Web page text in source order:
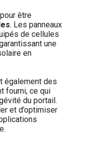
être
. Les panneaux
de cellules
une
en
également des
fourni, ce qui
du portail.
et d’optimiser